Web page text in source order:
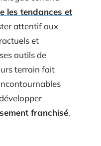
les tendances et
attentif aux
et
outils de
terrain fait
franchisé.